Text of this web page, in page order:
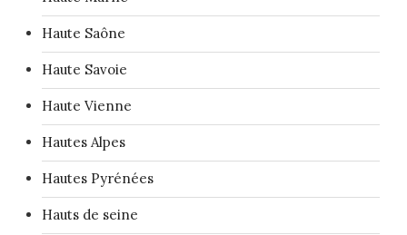
Haute Saône
Haute Savoie
Haute Vienne
Hautes Alpes
Hautes Pyrénées
Hauts de seine